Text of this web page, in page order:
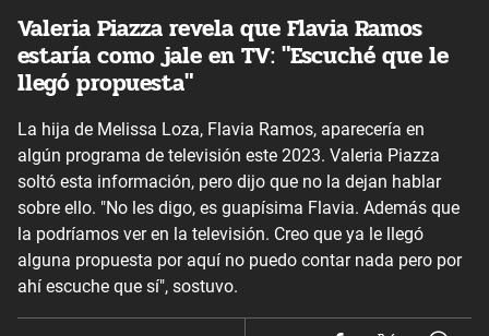
Valeria Piazza revela que Flavia Ramos
estaría como jale en TV: "Escuché que le
llegó propuesta"
La hija de Melissa Loza, Flavia Ramos, aparecería en
algún programa de televisión este 2023. Valeria Piazza
soltó esta información, pero dijo que no la dejan hablar
sobre ello. "No les digo, es guapísima Flavia. Además que
la podríamos ver en la televisión. Creo que ya le llegó
alguna propuesta por aquí no puedo contar nada pero por
ahí escuche que sí", sostuvo.